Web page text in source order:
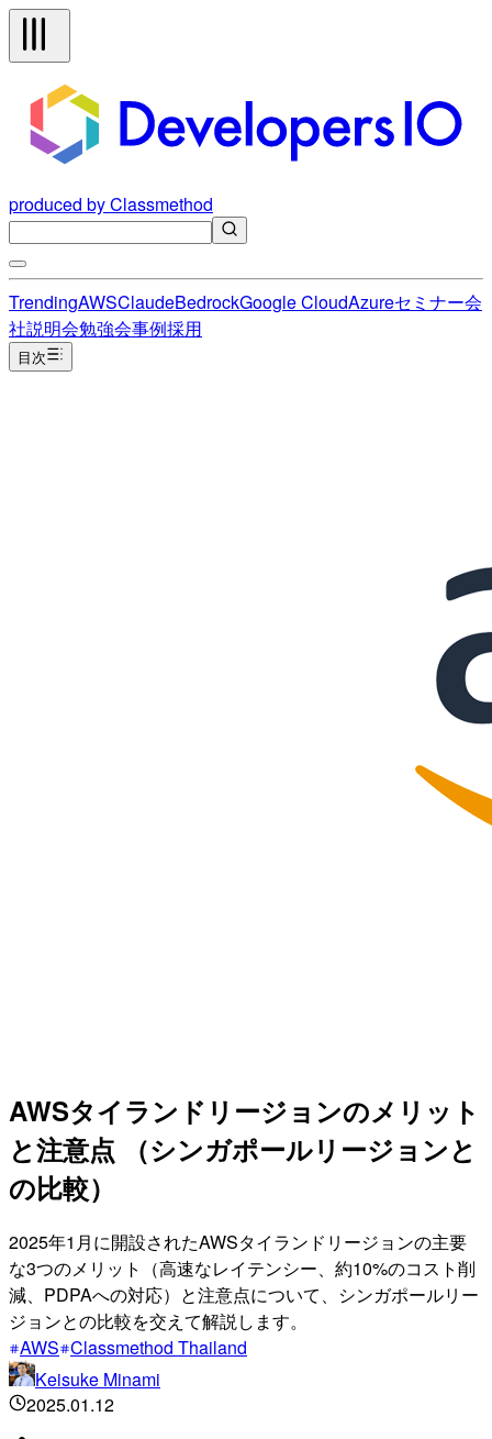
produced by Classmethod
TrendingAWSClaudeBedrockGoogle CloudAzureセミナー会
社説明会勉強会事例採用
目次
AWSタイランドリージョンのメリット
と注意点 （シンガポールリージョンと
の比較）
2025年1月に開設されたAWSタイランドリージョンの主要
な3つのメリット（高速なレイテンシー、約10%のコスト削
減、PDPAへの対応）と注意点について、シンガポールリー
ジョンとの比較を交えて解説します。
AWS Classmethod Thailand
Keisuke Minami
2025.01.12